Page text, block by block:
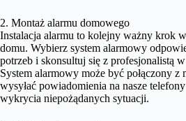
2. Montaż alarmu domowego
Instalacja alarmu to kolejny ważny krok
domu. Wybierz system alarmowy
potrzeb i skonsultuj się z profesjonalistą
System alarmowy może być połączony
wysyłać powiadomienia na nasze
wykrycia niepożądanych sytuacji.